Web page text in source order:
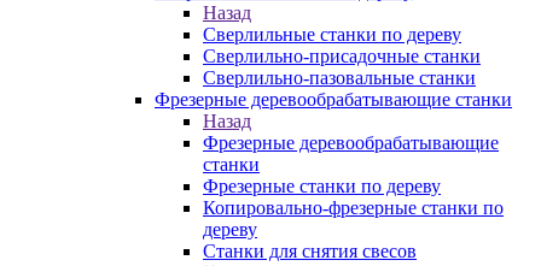
Назад
Сверлильные станки по дереву
Сверлильно-присадочные станки
Сверлильно-пазовальные станки
Фрезерные деревообрабатывающие станки
Назад
Фрезерные деревообрабатывающие
станки
Фрезерные станки по дереву
Копировально-фрезерные станки по
дереву
Станки для снятия свесов